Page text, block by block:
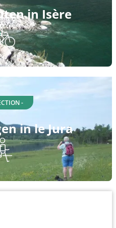
in Isère
-
in le Jura